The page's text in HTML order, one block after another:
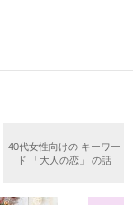
40代女性向けの キーワー
ド 「大人の恋」 の話